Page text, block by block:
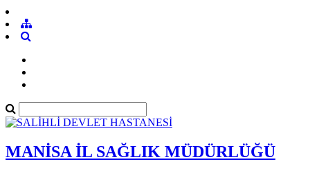
MANİSA İL SAĞLIK MÜDÜRLÜĞÜ